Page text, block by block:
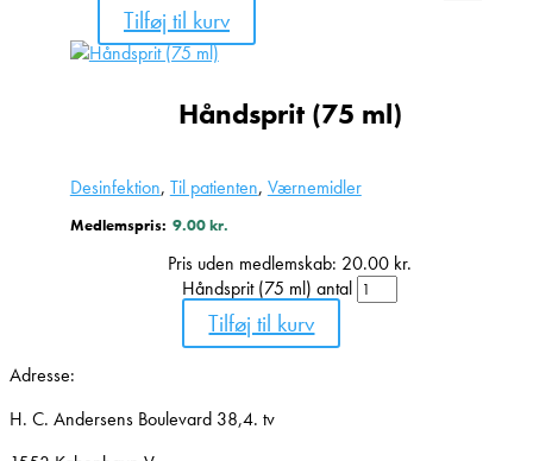
Tilføj til kurv
Desinfektion, Til patienten, Værnemidler
Håndsprit (75 ml)
Medlemspris: 9.00kr.
Pris uden medlemskab: 20.00 kr.
Håndsprit (75 ml) antal
Tilføj til kurv
Adresse:
H. C. Andersens Boulevard 38,4. tv